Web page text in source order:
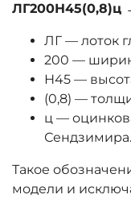
ЛГ200Н45(0,8)ц
ЛГ — лоток
200 —
Н45 —
(0,8) —
ц —
Сендзимира.
Такое
модели и